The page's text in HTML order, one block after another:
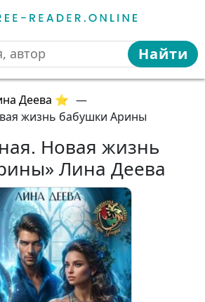
Найти
Деева ⭐ —
жизнь бабушки Арины
Новая жизнь
Лина Деева